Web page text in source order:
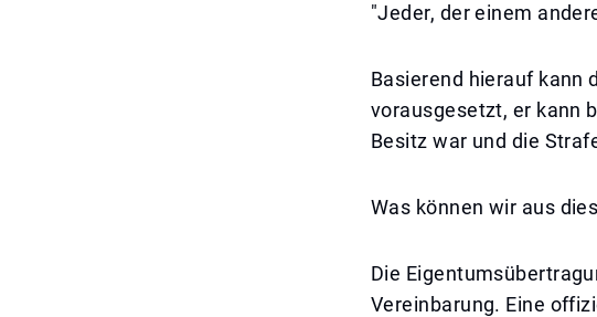
"Jeder, der einem
Basierend hierauf kann
vorausgesetzt, er kann
Besitz war und die
Was können wir aus
Die
Vereinbarung. Eine